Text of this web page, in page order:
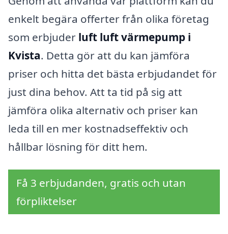
enkelt begära offerter från olika företag
som erbjuder luft luft värmepump i
Kvista. Detta gör att du kan jämföra
priser och hitta det bästa erbjudandet för
just dina behov. Att ta tid på sig att
jämföra olika alternativ och priser kan
leda till en mer kostnadseffektiv och
hållbar lösning för ditt hem.
Få 3 erbjudanden, gratis och utan
förpliktelser